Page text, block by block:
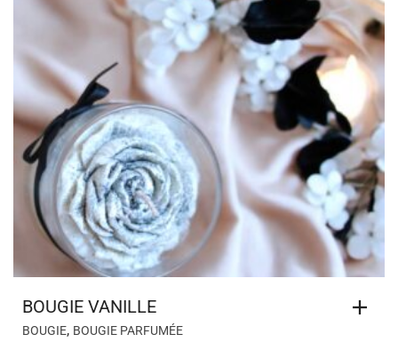
BOUGIE VANILLE
BOUGIE, BOUGIE PARFUMÉE